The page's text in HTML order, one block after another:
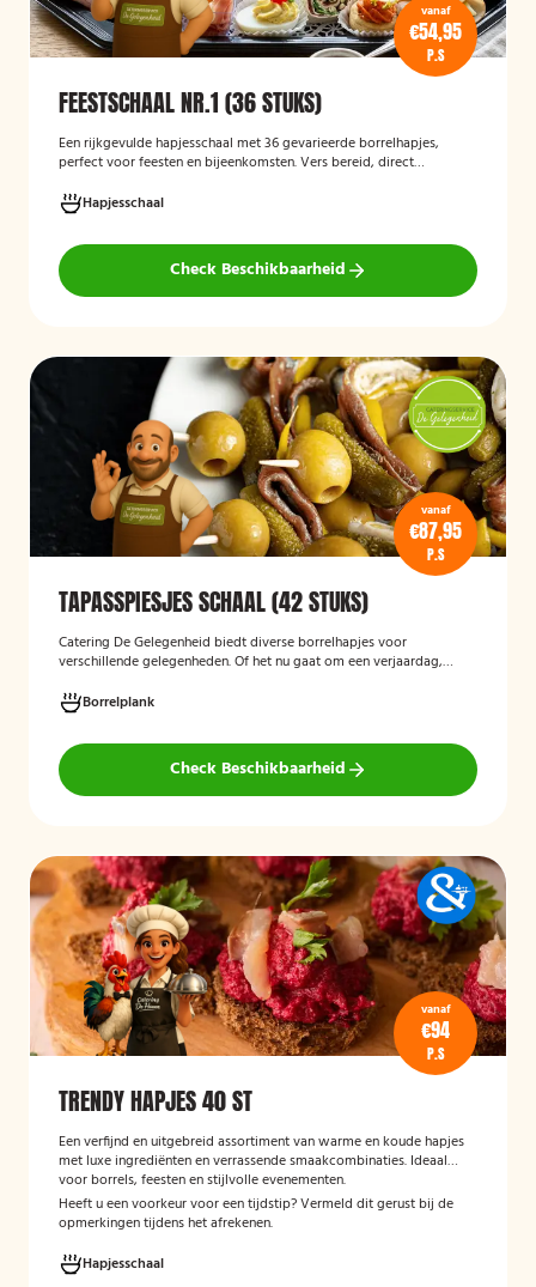
vanaf
€54,95
P.S
FEESTSCHAAL NR.1 (36 STUKS)
Een rijkgevulde hapjesschaal met 36 gevarieerde borrelhapjes,
perfect voor feesten en bijeenkomsten. Vers bereid, direct
Hapjesschaal
Check Beschikbaarheid
vanaf
€87,95
P.S
TAPASSPIESJES SCHAAL (42 STUKS)
Catering De Gelegenheid biedt diverse borrelhapjes voor
verschillende gelegenheden. Of het nu gaat om een verjaardag,
Hieronder ziet u een selectie uit ons aanbod. De tapasspiesjesschaal
is geschikt voor maximaal 6 personen.
Borrelplank
Check Beschikbaarheid
vanaf
€94
P.S
TRENDY HAPJES 40 ST
Een verfijnd en uitgebreid assortiment van warme en koude hapjes
met luxe ingrediënten en verrassende smaakcombinaties. Ideaal
voor borrels, feesten en stijlvolle evenementen.
Heeft u een voorkeur voor een tijdstip? Vermeld dit gerust bij de
opmerkingen tijdens het afrekenen.
Hapjesschaal